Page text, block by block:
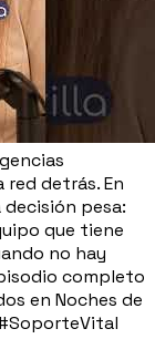
detrás. En
pesa:
que tiene
no hay
completo
en Noches de